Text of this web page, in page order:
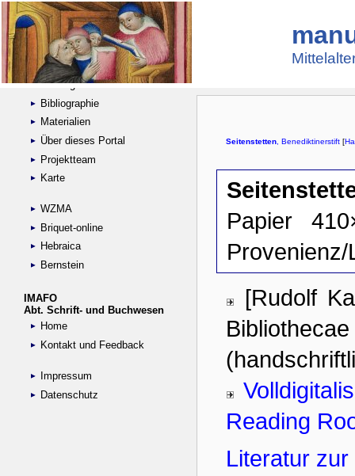
Suche
Handschriftensammlungen
Digitalisierte Handschriften
Kataloge
Bibliographie
Materialien
Über dieses Portal
Projektteam
Karte
WZMA
Briquet-online
Hebraica
Bernstein
IMAFO
Abt. Schrift- und Buchwesen
Home
Kontakt und Feedback
Impressum
Datenschutz